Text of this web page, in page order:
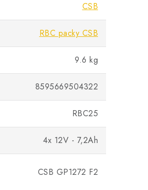
CSB
RBC packy CSB
9.6 kg
8595669504322
RBC25
4x 12V - 7,2Ah
CSB GP1272 F2